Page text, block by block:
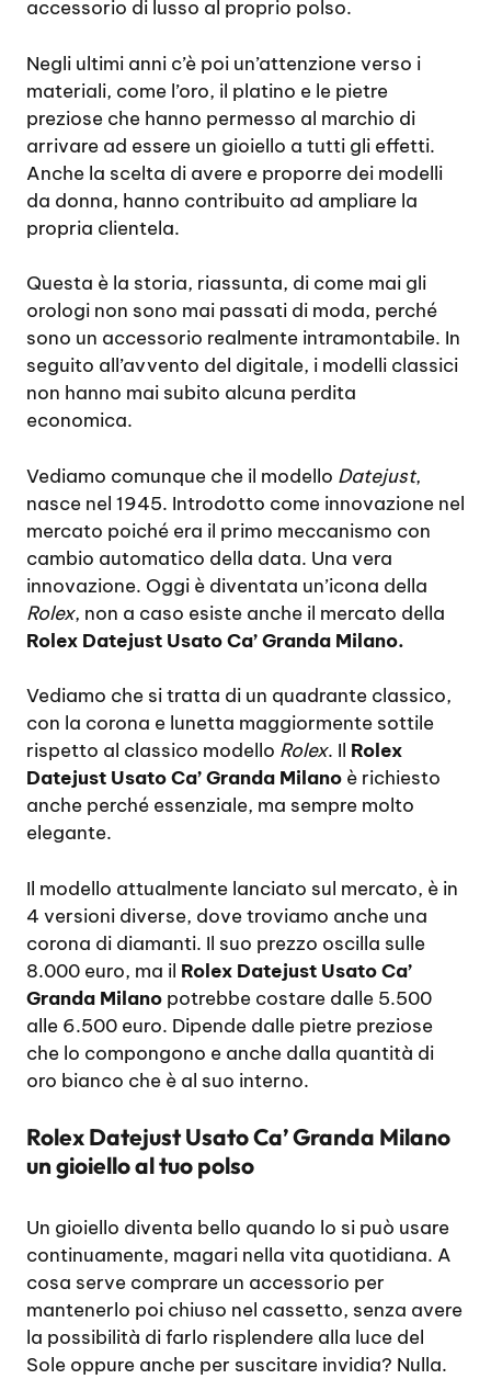
accessorio di lusso al proprio polso.
Negli ultimi anni c’è poi un’attenzione verso i
materiali, come l’oro, il platino e le pietre
preziose che hanno permesso al marchio di
arrivare ad essere un gioiello a tutti gli effetti.
Anche la scelta di avere e proporre dei modelli
da donna, hanno contribuito ad ampliare la
propria clientela.
Questa è la storia, riassunta, di come mai gli
orologi non sono mai passati di moda, perché
sono un accessorio realmente intramontabile. In
seguito all’avvento del digitale, i modelli classici
non hanno mai subito alcuna perdita
economica.
Vediamo comunque che il modello Datejust,
nasce nel 1945. Introdotto come innovazione nel
mercato poiché era il primo meccanismo con
cambio automatico della data. Una vera
innovazione. Oggi è diventata un’icona della
Rolex, non a caso esiste anche il mercato della
Rolex Datejust Usato Ca’ Granda Milano.
Vediamo che si tratta di un quadrante classico,
con la corona e lunetta maggiormente sottile
rispetto al classico modello Rolex. Il Rolex
Datejust Usato Ca’ Granda Milano è richiesto
anche perché essenziale, ma sempre molto
elegante.
Il modello attualmente lanciato sul mercato, è in
4 versioni diverse, dove troviamo anche una
corona di diamanti. Il suo prezzo oscilla sulle
8.000 euro, ma il Rolex Datejust Usato Ca’
Granda Milano potrebbe costare dalle 5.500
alle 6.500 euro. Dipende dalle pietre preziose
che lo compongono e anche dalla quantità di
oro bianco che è al suo interno.
Rolex Datejust Usato Ca’ Granda Milano
un gioiello al tuo polso
Un gioiello diventa bello quando lo si può usare
continuamente, magari nella vita quotidiana. A
cosa serve comprare un accessorio per
mantenerlo poi chiuso nel cassetto, senza avere
la possibilità di farlo risplendere alla luce del
Sole oppure anche per suscitare invidia? Nulla.